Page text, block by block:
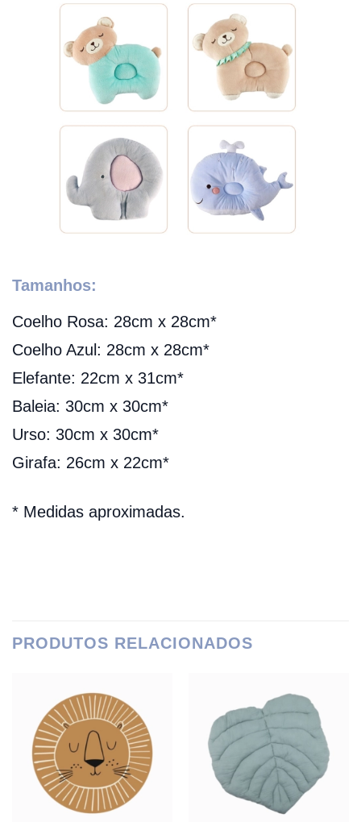
Tamanhos:
Coelho Rosa: 28cm x 28cm*
Coelho Azul: 28cm x 28cm*
Elefante: 22cm x 31cm*
Baleia: 30cm x 30cm*
Urso: 30cm x 30cm*
Girafa: 26cm x 22cm*
* Medidas aproximadas.
PRODUTOS RELACIONADOS